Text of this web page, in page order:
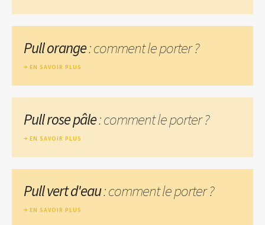
Pull orange: comment le porter ?
EN SAVOIR PLUS
Pull rose pâle: comment le porter ?
EN SAVOIR PLUS
Pull vert d'eau: comment le porter ?
EN SAVOIR PLUS